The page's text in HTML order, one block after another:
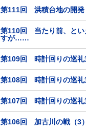
第111回 洪積台地の開発
第110回 当たり前、とい
すが……
第109回 時計回りの巡礼
第108回 時計回りの巡礼
第107回 時計回りの巡礼
第106回 加古川の戦（3）